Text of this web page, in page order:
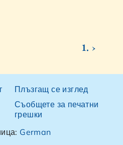
1. ›
Плъзгащ се изглед
Съобщете за печатни
грешки
German